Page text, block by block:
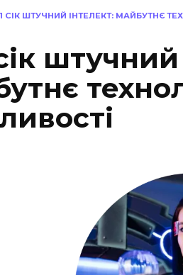
СІК ШТУЧНИЙ ІНТЕЛЕКТ: МАЙБУТНЄ
штучний